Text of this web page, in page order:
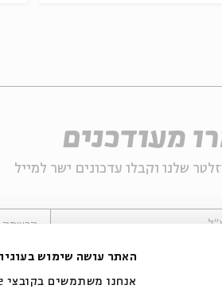
האתר עושה שימוש
מעודכנים
שלנו וקבלו עדכונים ישר למייל
הרשמה